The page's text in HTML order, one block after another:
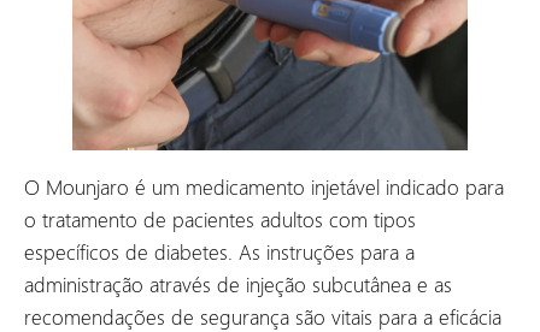
O Mounjaro é um medicamento injetável indicado para
o tratamento de pacientes adultos com tipos
específicos de diabetes. As instruções para a
administração através de injeção subcutânea e as
recomendações de segurança são vitais para a eficácia